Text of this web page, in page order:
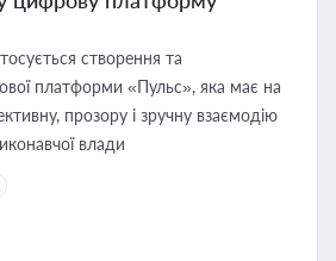
створення та
платформи «Пульс», яка має на
прозору і зручну взаємодію
влади